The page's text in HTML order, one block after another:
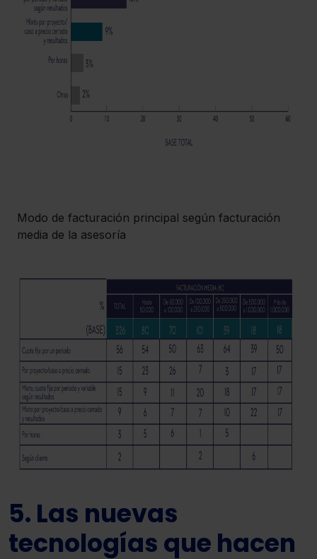
Modo de facturación principal según facturación
media de la asesoría
5. Las nuevas
tecnologías que hacen